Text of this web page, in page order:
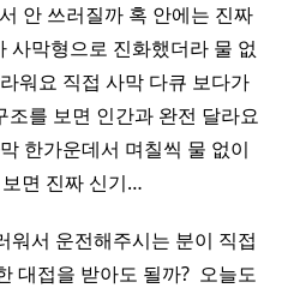
안 쓰러질까 혹 안에는 진짜
사막형으로 진화했더라 물 없
워요 직접 사막 다큐 보다가
조를 보면 인간과 완전 달라요
한가운데서 며칠씩 물 없이
면 진짜 신기…
워서 운전해주시는 분이 직접
대접을 받아도 될까? ​ 오늘도